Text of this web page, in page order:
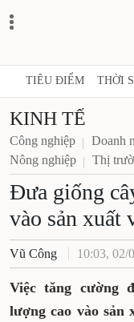
TIÊU ĐIỂM THỜI
KINH TẾ
Công nghiệp Doanh
Nông nghiệp
Thị
Đưa giống
vào sản xuất
Vũ Công 10:03, 02/
Việc tăng cường
lượng cao vào sản